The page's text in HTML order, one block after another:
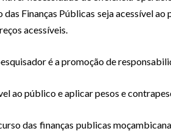
Finanças Públicas seja acessível
acessíveis.
é a promoção de
ao público e aplicar pesos e
das finanças publicas